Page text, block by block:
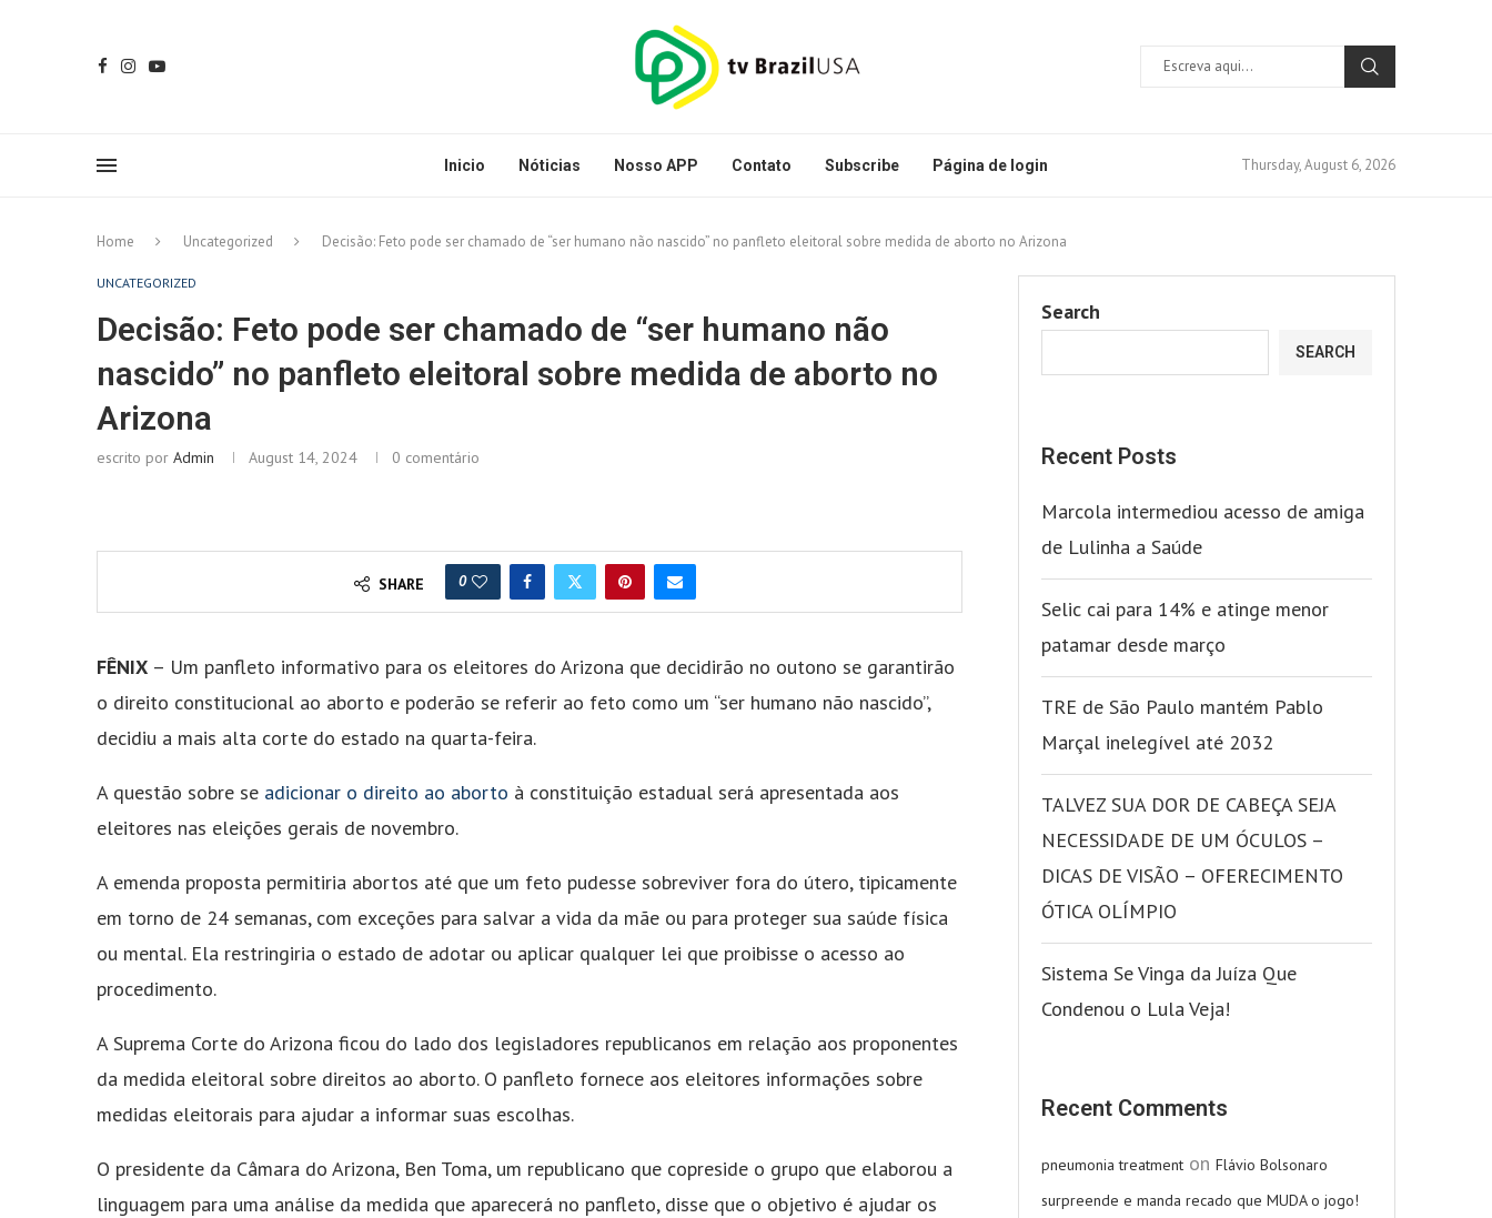
Inicio Nóticias Nosso APP Contato Subscribe Página de login Thursday, August 6, 2026
Home Uncategorized Decisão: Feto pode ser chamado de “ser humano não nascido” no panfleto eleitoral sobre medida de aborto no Arizona
UNCATEGORIZED
Decisão: Feto pode ser chamado de “ser humano não
nascido” no panfleto eleitoral sobre medida de aborto no
Arizona
escrito por Admin August 14, 2024 0 comentário
SHARE 0
FÊNIX – Um panfleto informativo para os eleitores do Arizona que decidirão no outono se garantirão
o direito constitucional ao aborto e poderão se referir ao feto como um “ser humano não nascido”,
decidiu a mais alta corte do estado na quarta-feira.
A questão sobre se adicionar o direito ao aborto à constituição estadual será apresentada aos
eleitores nas eleições gerais de novembro.
A emenda proposta permitiria abortos até que um feto pudesse sobreviver fora do útero, tipicamente
em torno de 24 semanas, com exceções para salvar a vida da mãe ou para proteger sua saúde física
ou mental. Ela restringiria o estado de adotar ou aplicar qualquer lei que proibisse o acesso ao
procedimento.
A Suprema Corte do Arizona ficou do lado dos legisladores republicanos em relação aos proponentes
da medida eleitoral sobre direitos ao aborto. O panfleto fornece aos eleitores informações sobre
medidas eleitorais para ajudar a informar suas escolhas.
O presidente da Câmara do Arizona, Ben Toma, um republicano que copreside o grupo que elaborou a
linguagem para uma análise da medida que aparecerá no panfleto, disse que o objetivo é ajudar os
Search
SEARCH
Recent Posts
Marcola intermediou acesso de amiga
de Lulinha a Saúde
Selic cai para 14% e atinge menor
patamar desde março
TRE de São Paulo mantém Pablo
Marçal inelegível até 2032
TALVEZ SUA DOR DE CABEÇA SEJA
NECESSIDADE DE UM ÓCULOS –
DICAS DE VISÃO – OFERECIMENTO
ÓTICA OLÍMPIO
Sistema Se Vinga da Juíza Que
Condenou o Lula Veja!
Recent Comments
pneumonia treatment on Flávio Bolsonaro
surpreende e manda recado que MUDA o jogo!